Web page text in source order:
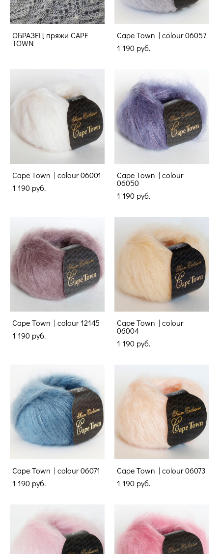
ОБРАЗЕЦ пряжи CAPE
TOWN
Cape Town | colour 06057
1 190 pуб.
Cape Town | colour 06001
1 190 pуб.
Cape Town | colour
06050
1 190 pуб.
Cape Town | colour 12145
1 190 pуб.
Cape Town | colour
06004
1 190 pуб.
Cape Town | colour 06071
1 190 pуб.
Cape Town | colour 06073
1 190 pуб.